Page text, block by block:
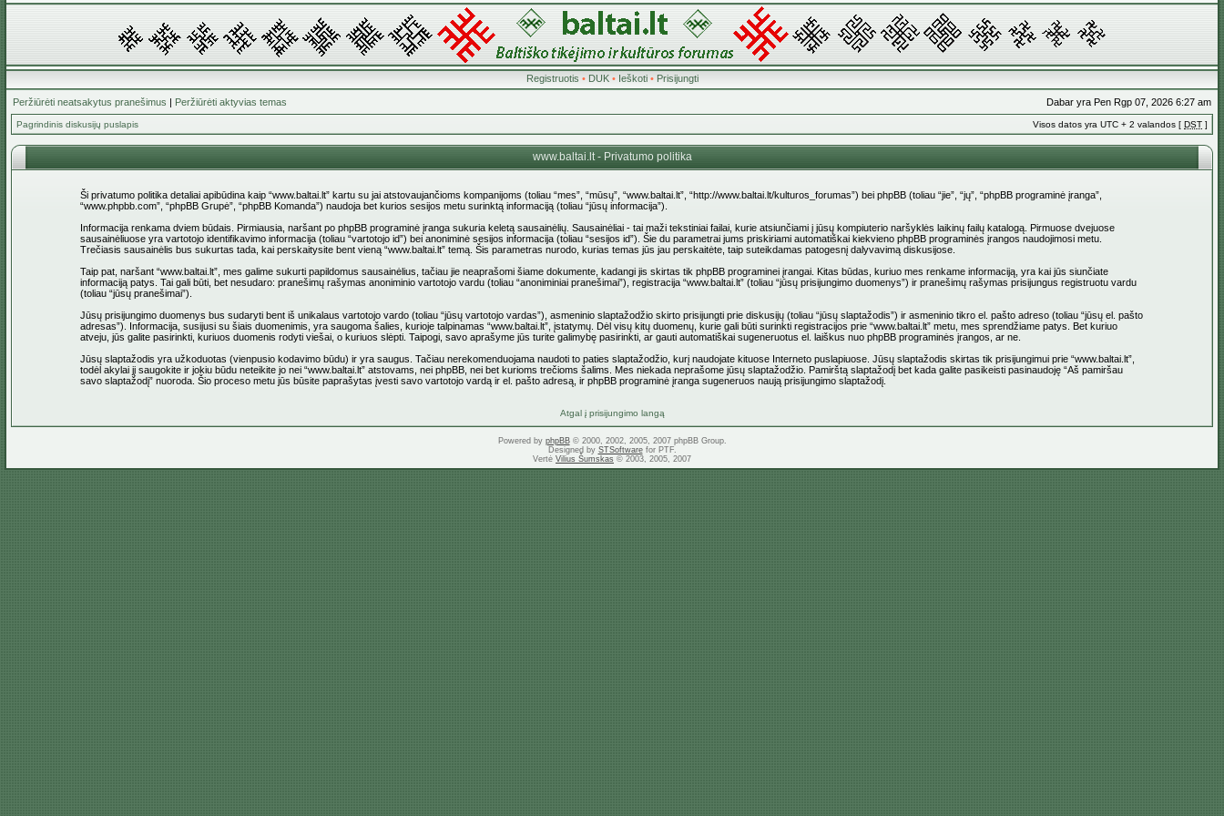
Registruotis • DUK• Ieškoti• Prisijungti
Peržiūrėti neatsakytus pranešimus | Peržiūrėti aktyvias temas Dabar yra Pen Rgp 07, 2026 6:27 am
Pagrindinis diskusijų puslapis Visos datos yra UTC + 2 valandos [ DST ]
www.baltai.lt - Privatumo politika
Ši privatumo politika detaliai apibūdina kaip “www.baltai.lt” kartu su jai atstovaujančioms kompanijoms (toliau “mes”, “mūsų”, “www.baltai.lt”, “http://www.baltai.lt/kulturos_forumas”) bei phpBB (toliau “jie”, “jų”, “phpBB programinė įranga”,
“www.phpbb.com”, “phpBB Grupė”, “phpBB Komanda”) naudoja bet kurios sesijos metu surinktą informaciją (toliau “jūsų informacija”).
Informacija renkama dviem būdais. Pirmiausia, naršant po phpBB programinė įranga sukuria keletą sausainėlių. Sausainėliai - tai maži tekstiniai failai, kurie atsiunčiami į jūsų kompiuterio naršyklės laikinų failų katalogą. Pirmuose dvejuose
sausainėliuose yra vartotojo identifikavimo informacija (toliau “vartotojo id”) bei anoniminė sesijos informacija (toliau “sesijos id”). Šie du parametrai jums priskiriami automatiškai kiekvieno phpBB programinės įrangos naudojimosi metu.
Trečiasis sausainėlis bus sukurtas tada, kai perskaitysite bent vieną “www.baltai.lt” temą. Šis parametras nurodo, kurias temas jūs jau perskaitėte, taip suteikdamas patogesnį dalyvavimą diskusijose.
Taip pat, naršant “www.baltai.lt”, mes galime sukurti papildomus sausainėlius, tačiau jie neaprašomi šiame dokumente, kadangi jis skirtas tik phpBB programinei įrangai. Kitas būdas, kuriuo mes renkame informaciją, yra kai jūs siunčiate
informaciją patys. Tai gali būti, bet nesudaro: pranešimų rašymas anoniminio vartotojo vardu (toliau “anoniminiai pranešimai”), registracija “www.baltai.lt” (toliau “jūsų prisijungimo duomenys”) ir pranešimų rašymas prisijungus registruotu vardu
(toliau “jūsų pranešimai”).
Jūsų prisijungimo duomenys bus sudaryti bent iš unikalaus vartotojo vardo (toliau “jūsų vartotojo vardas”), asmeninio slaptažodžio skirto prisijungti prie diskusijų (toliau “jūsų slaptažodis”) ir asmeninio tikro el. pašto adreso (toliau “jūsų el. pašto
adresas”). Informacija, susijusi su šiais duomenimis, yra saugoma šalies, kurioje talpinamas “www.baltai.lt”, įstatymų. Dėl visų kitų duomenų, kurie gali būti surinkti registracijos prie “www.baltai.lt” metu, mes sprendžiame patys. Bet kuriuo
atveju, jūs galite pasirinkti, kuriuos duomenis rodyti viešai, o kuriuos slėpti. Taipogi, savo aprašyme jūs turite galimybę pasirinkti, ar gauti automatiškai sugeneruotus el. laiškus nuo phpBB programinės įrangos, ar ne.
Jūsų slaptažodis yra užkoduotas (vienpusio kodavimo būdu) ir yra saugus. Tačiau nerekomenduojama naudoti to paties slaptažodžio, kurį naudojate kituose Interneto puslapiuose. Jūsų slaptažodis skirtas tik prisijungimui prie “www.baltai.lt”,
todėl akylai jį saugokite ir jokiu būdu neteikite jo nei “www.baltai.lt” atstovams, nei phpBB, nei bet kurioms trečioms šalims. Mes niekada neprašome jūsų slaptažodžio. Pamirštą slaptažodį bet kada galite pasikeisti pasinaudoję “Aš pamiršau
savo slaptažodį” nuoroda. Šio proceso metu jūs būsite paprašytas įvesti savo vartotojo vardą ir el. pašto adresą, ir phpBB programinė įranga sugeneruos naują prisijungimo slaptažodį.
Atgal į prisijungimo langą
Powered by phpBB© 2000, 2002, 2005, 2007 phpBB Group.
Designed by STSoftwarefor PTF.
Vertė Vilius Šumskas © 2003, 2005, 2007